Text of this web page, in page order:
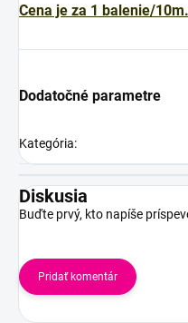
Cena je za 1 balenie/10m.
Dodatočné parametre
Kategória:
Diskusia
Buďte prvý, kto napíše
Pridať komentár